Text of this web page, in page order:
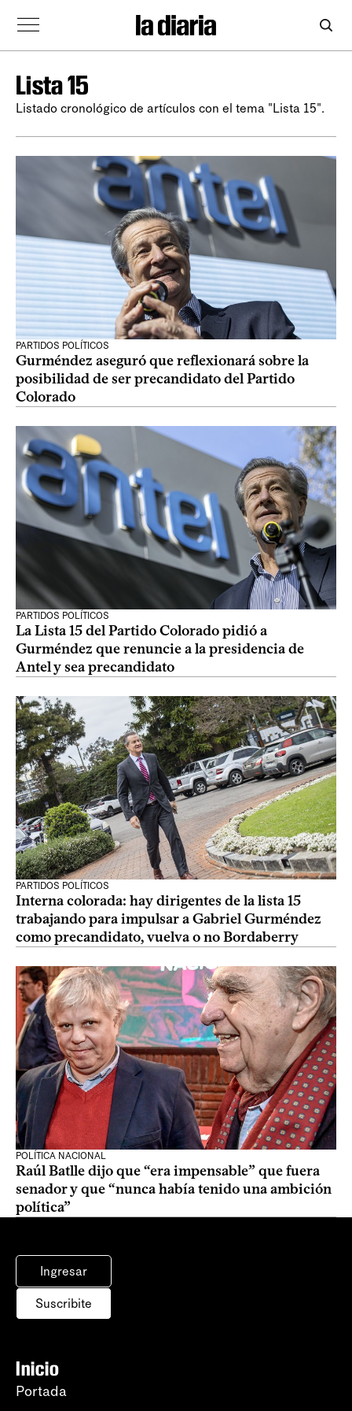
Lista 15
Listado cronológico de artículos con el tema "Lista 15".
PARTIDOS POLÍTICOS
Gurméndez aseguró que reflexionará sobre la
posibilidad de ser precandidato del Partido
Colorado
PARTIDOS POLÍTICOS
La Lista 15 del Partido Colorado pidió a
Gurméndez que renuncie a la presidencia de
Antel y sea precandidato
PARTIDOS POLÍTICOS
Interna colorada: hay dirigentes de la lista 15
trabajando para impulsar a Gabriel Gurméndez
como precandidato, vuelva o no Bordaberry
POLÍTICA NACIONAL
Raúl Batlle dijo que “era impensable” que fuera
senador y que “nunca había tenido una ambición
política”
Ingresar
Suscribite
Inicio
Portada